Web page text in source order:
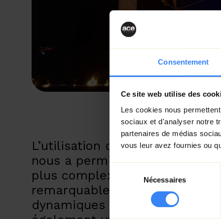
Consentement
Ce site web utilise des
Les cookies nous
sociaux et d'analyser notre
partenaires de médias
vous leur avez fournies ou
du
consentement
Nécessaires
L’utilisation d’une caméra
nous a permis de suivre les
plus complexes avec une
remarquable, offrant ainsi des
dynamiques et immersifs.